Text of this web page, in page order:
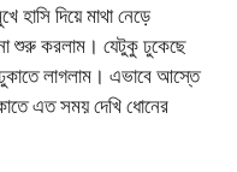
হাসি দিয়ে মাথা নেড়ে
শুরু করলাম। যেটুকু ঢুকেছে
লাগলাম। এভাবে আস্তে
এত সময় দেখি ধোনের